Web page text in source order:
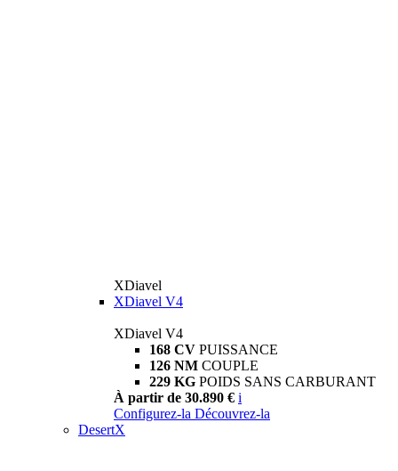
XDiavel
XDiavel V4
XDiavel V4
168 CV PUISSANCE
126 NM COUPLE
229 KG POIDS SANS CARBURANT
À partir de 30.890 € i
Configurez-la Découvrez-la
DesertX